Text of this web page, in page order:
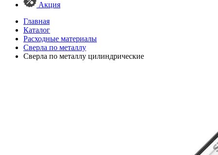
Акция
Главная
Каталог
Расходные материалы
Сверла по металлу
Сверла по металлу цилиндрические